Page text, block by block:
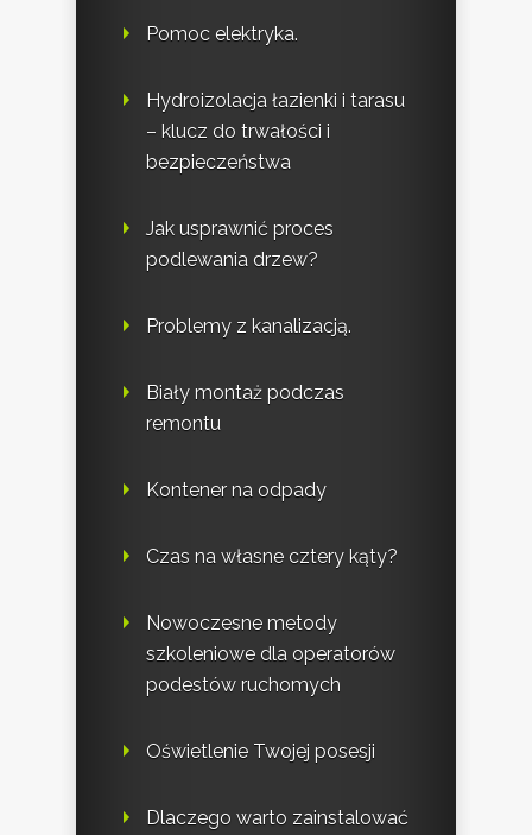
Pomoc elektryka.
Hydroizolacja łazienki i tarasu
– klucz do trwałości i
bezpieczeństwa
Jak usprawnić proces
podlewania drzew?
Problemy z kanalizacją.
Biały montaż podczas
remontu
Kontener na odpady
Czas na własne cztery kąty?
Nowoczesne metody
szkoleniowe dla operatorów
podestów ruchomych
Oświetlenie Twojej posesji
Dlaczego warto zainstalować